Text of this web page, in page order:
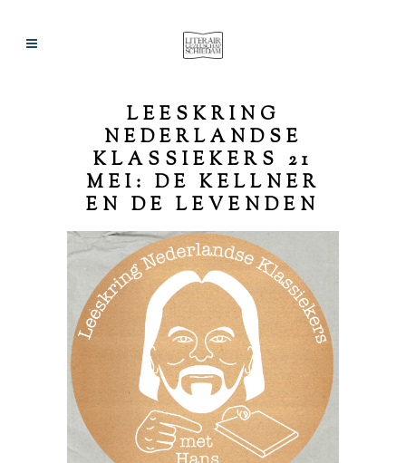
LEESKRING
NEDERLANDSE
KLASSIEKERS 21
MEI: DE KELLNER
EN DE LEVENDEN